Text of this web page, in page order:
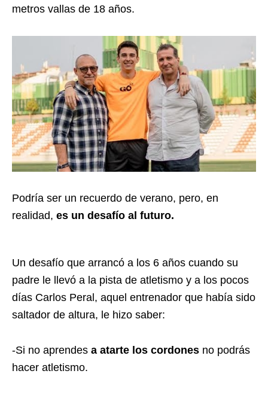
metros vallas de 18 años.
Podría ser un recuerdo de verano, pero, en
realidad, es un desafío al futuro.
Un desafío que arrancó a los 6 años cuando su
padre le llevó a la pista de atletismo y a los pocos
días Carlos Peral, aquel entrenador que había sido
saltador de altura, le hizo saber:
-Si no aprendes a atarte los cordones no podrás
hacer atletismo.